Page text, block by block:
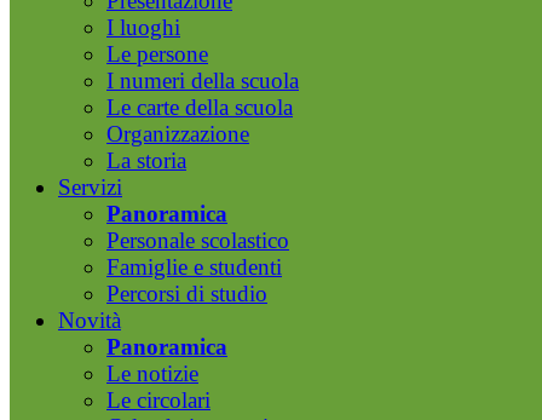
I luoghi
Le persone
I numeri della scuola
Le carte della scuola
Organizzazione
La storia
Servizi
Panoramica
Personale scolastico
Famiglie e studenti
Percorsi di studio
Novità
Panoramica
Le notizie
Le circolari